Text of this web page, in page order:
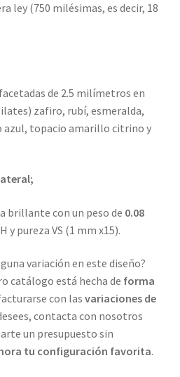
ley (750 milésimas, es decir, 18
de 2.5 milímetros en
zafiro, rubí, esmeralda,
topacio amarillo citrino y
brillante con un peso de 0.08
y pureza VS (1 mm x15).
variación en este diseño?
catálogo está hecha de forma
con lasvariaciones de
contacta con nosotros
un presupuesto sin
tu configuración favorita.